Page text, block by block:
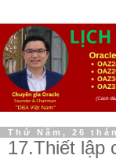
Thứ Năm, 26
17.Thiết lập